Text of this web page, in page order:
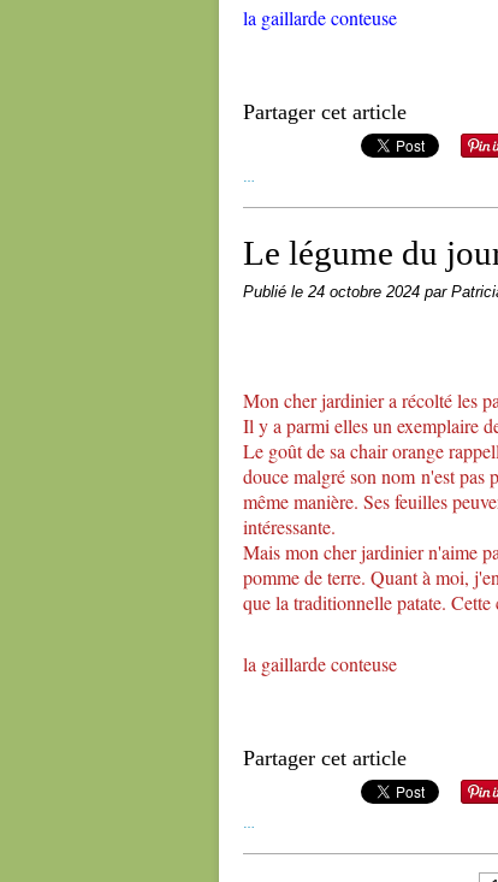
la gaillarde conteuse
Partager cet article
Le légume du
Publié le 24 octobre 2024 par
Mon cher jardinier a récolté les
Il y a parmi elles un exemplaire
Le goût de sa chair orange
douce malgré son nom n'est pas
même manière. Ses feuilles
intéressante.
Mais mon cher jardinier n'aime
pomme de terre. Quant à moi,
que la traditionnelle patate.
la gaillarde conteuse
Partager cet article